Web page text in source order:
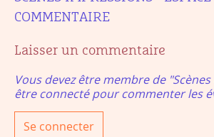
COMMENTAIRE
Laisser un commentaire
Vous devez être membre de
être connecté pour commenter les
Se connecter